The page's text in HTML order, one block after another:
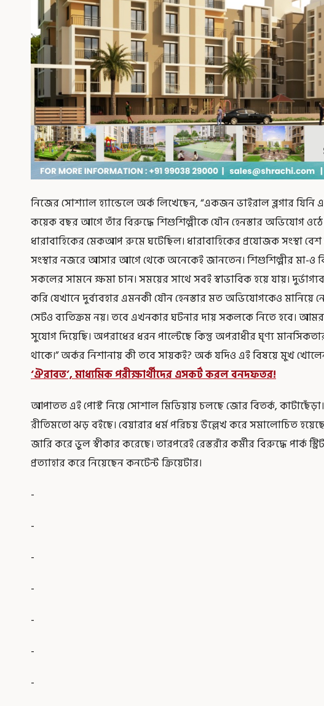
নিজের সোশ্যাল হ্যান্ডেলে অর্ক লিখেছেন, “একজন ভাইরাল ব্লগার যিনি
কয়েক বছর আগে তাঁর বিরুদ্ধে শিশুশিল্পীকে যৌন হেনস্তার অভিযোগ
ধারাবাহিকের মেকআপ রুমে ঘটেছিল। ধারাবাহিকের প্রযোজক সংস্থা
সংস্থার নজরে আসার আগে থেকে অনেকেই জানতেন। শিশুশিল্পীর মা-ও
সকলের সামনে ক্ষমা চান। সময়ের সাথে সবই স্বাভাবিক হয়ে যায়।
করি যেখানে দুর্ব্যবহার এমনকী যৌন হেনস্তার মত অভিযোগকেও মানিয়ে
সেটও ব্যতিক্রম নয়। তবে এখনকার ঘটনার দায় সকলকে নিতে হবে।
সুযোগ দিয়েছি। অপরাধের ধরন পাল্টেছে কিন্তু অপরাধীর ঘৃণ্য
থাকে।” অর্কর নিশানায় কী তবে সায়কই? অর্ক যদিও এই বিষয়ে মুখ
‘ঐরাবত’, মাধ্যমিক পরীক্ষার্থীদের এসকর্ট করল বনদফতর!
আপাতত এই পোস্ট নিয়ে সোশাল মিডিয়ায় চলছে জোর বিতর্ক, কাটাছেঁড়া।
রীতিমতো ঝড় বইছে। বেয়ারার ধর্ম পরিচয় উল্লেখ করে সমালোচিত
জারি করে ভুল স্বীকার করেছে। তারপরেই রেস্তরাঁর কর্মীর বিরুদ্ধে পার্ক
প্রত্যাহার করে নিয়েছেন কনটেন্ট ক্রিয়েটার।
-
-
-
-
-
-
-